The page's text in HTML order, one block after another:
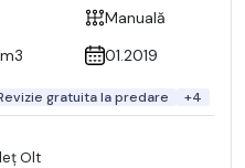
Manuală
01.2019
gratuita la predare +4
Olt